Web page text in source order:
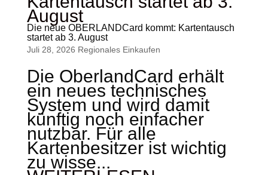
Die neue OBERLANDCard kommt: Kartentausch
startet ab 3. August
Juli 28, 2026 Regionales Einkaufen
Die OberlandCard erhält
ein neues technisches
System und wird damit
künftig noch einfacher
nutzbar. Für alle
Kartenbesitzer ist wichtig
zu wisse...